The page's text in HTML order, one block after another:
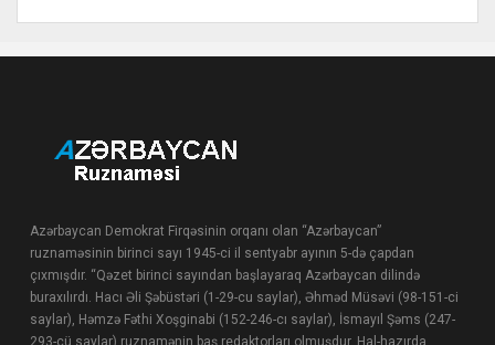
Azərbaycan Demokrat Firqəsinin orqanı olan “Azərbaycan”
ruznaməsinin birinci sayı 1945-ci il sentyabr ayının 5-də çapdan
çıxmışdır. “Qəzet birinci sayından başlayaraq Azərbaycan dilində
buraxılırdı. Hacı Əli Şəbüstəri (1-29-cu saylar), Əhməd Müsəvi (98-151-ci
saylar), Həmzə Fəthi Xoşginabi (152-246-cı saylar), İsmayıl Şəms (247-
293-cü saylar) ruznamənin baş redaktorları olmuşdur. Hal-hazırda